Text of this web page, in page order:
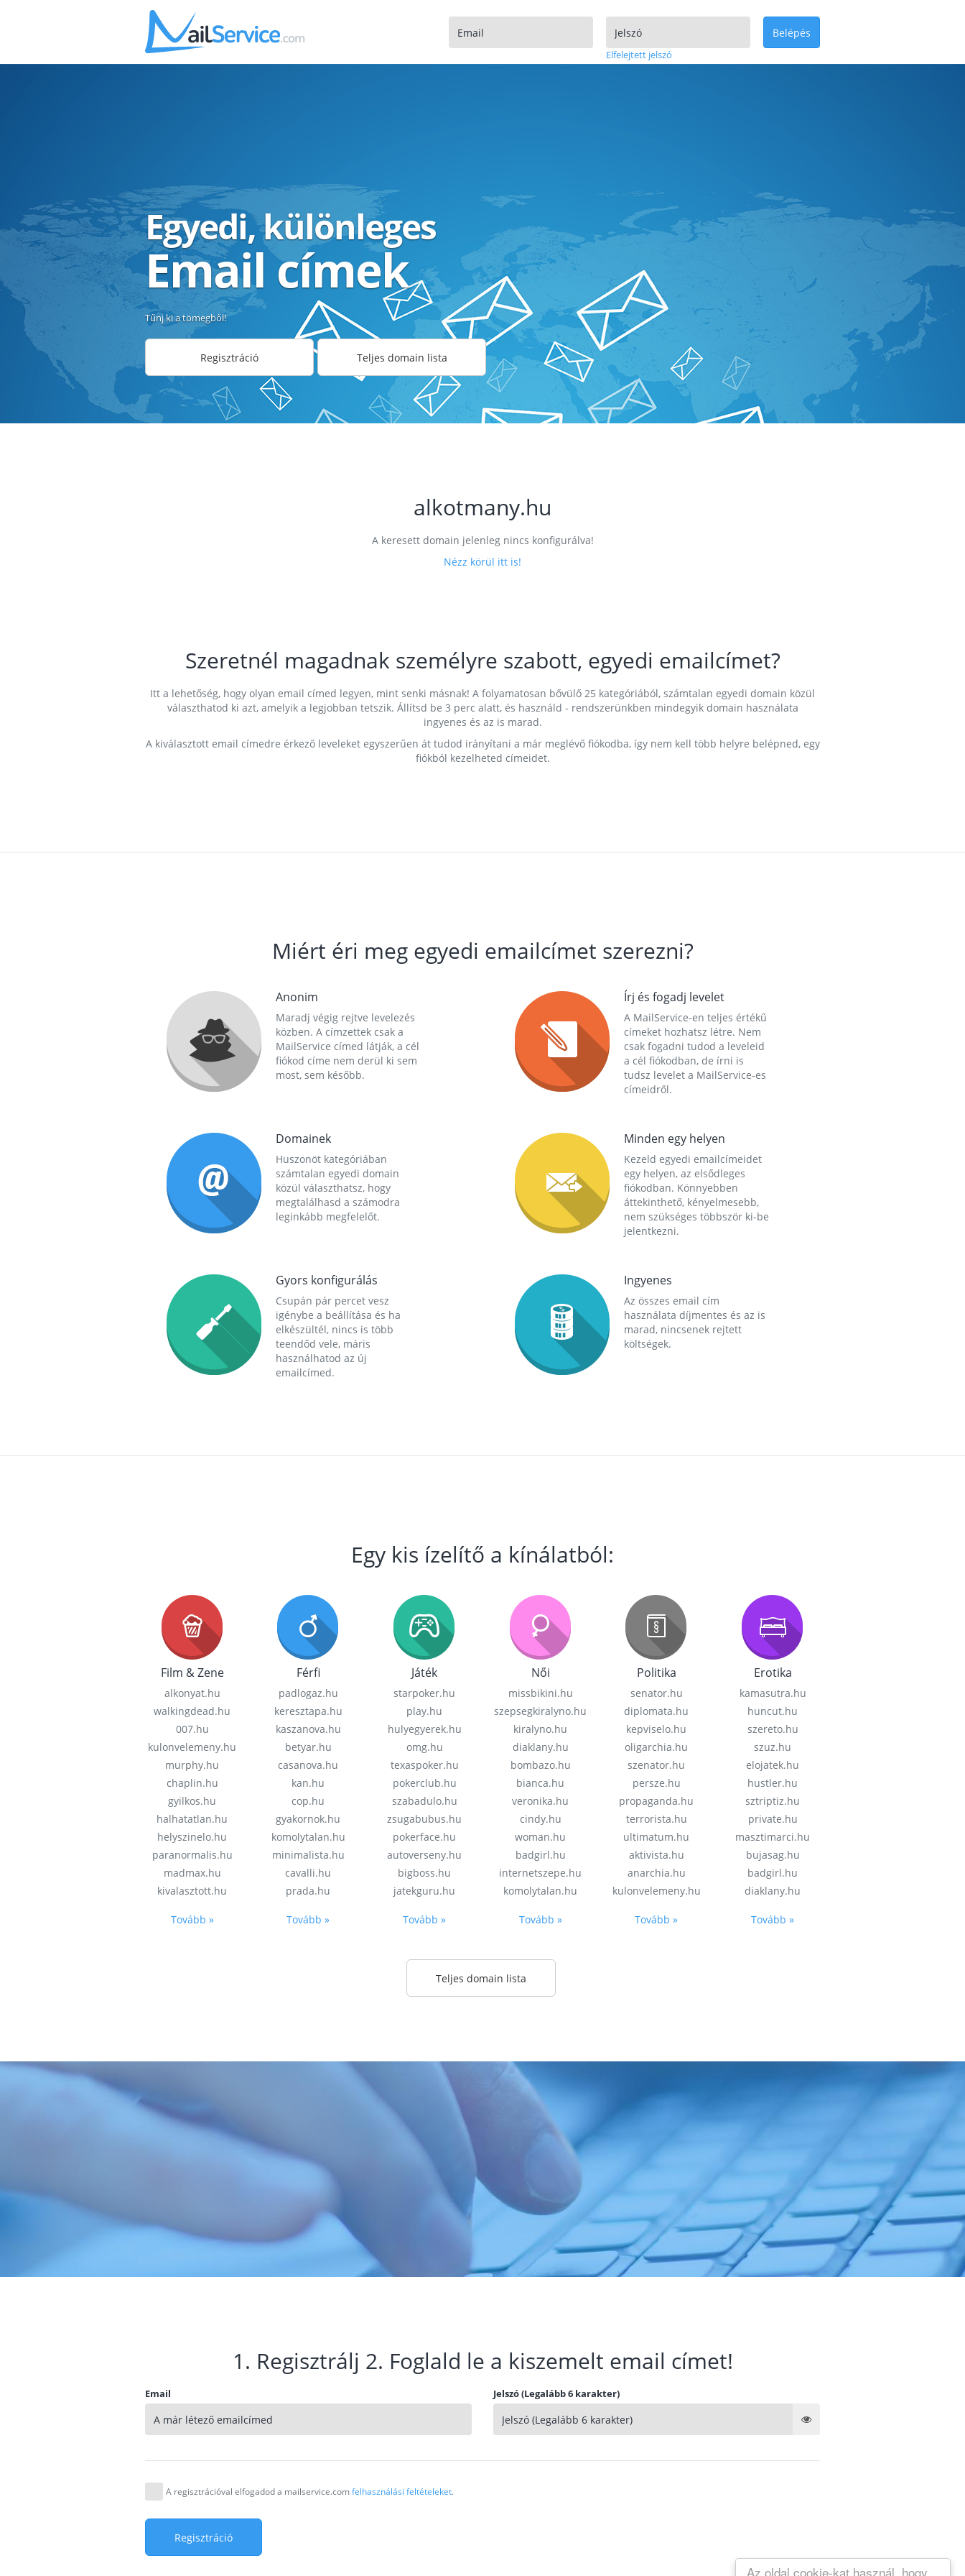
Az oldal cookie-kat használ, hogy
Elfelejtett jelszó
Belépés
Egyedi, különleges
Email címek
Tűnj ki a tömegből!
Regisztráció Teljes domain lista
alkotmany.hu
A keresett domain jelenleg nincs konfigurálva!
Nézz körül itt is!
Szeretnél magadnak személyre szabott, egyedi emailcímet?
Itt a lehetőség, hogy olyan email címed legyen, mint senki másnak! A folyamatosan bővülő 25 kategóriából, számtalan egyedi domain közül
választhatod ki azt, amelyik a legjobban tetszik. Állítsd be 3 perc alatt, és használd - rendszerünkben mindegyik domain használata
ingyenes és az is marad.
A kiválasztott email címedre érkező leveleket egyszerűen át tudod irányítani a már meglévő fiókodba, így nem kell több helyre belépned, egy
fiókból kezelheted címeidet.
Miért éri meg egyedi emailcímet szerezni?
Anonim
Maradj végig rejtve levelezés
közben. A címzettek csak a
MailService címed látják, a cél
fiókod címe nem derül ki sem
most, sem később.
Írj és fogadj levelet
A MailService-en teljes értékű
címeket hozhatsz létre. Nem
csak fogadni tudod a leveleid
a cél fiókodban, de írni is
tudsz levelet a MailService-es
címeidről.
Domainek
Huszonöt kategóriában
számtalan egyedi domain
közül választhatsz, hogy
megtalálhasd a számodra
leginkább megfelelőt.
Minden egy helyen
Kezeld egyedi emailcímeidet
egy helyen, az elsődleges
fiókodban. Könnyebben
áttekinthető, kényelmesebb,
nem szükséges többször ki-be
jelentkezni.
Gyors konfigurálás
Csupán pár percet vesz
igénybe a beállítása és ha
elkészültél, nincs is több
teendőd vele, máris
használhatod az új
emailcímed.
Ingyenes
Az összes email cím
használata díjmentes és az is
marad, nincsenek rejtett
költségek.
Egy kis ízelítő a kínálatból:
Film & Zene
alkonyat.hu
walkingdead.hu
007.hu
kulonvelemeny.hu
murphy.hu
chaplin.hu
gyilkos.hu
halhatatlan.hu
helyszinelo.hu
paranormalis.hu
madmax.hu
kivalasztott.hu
Tovább »
Férfi
padlogaz.hu
keresztapa.hu
kaszanova.hu
betyar.hu
casanova.hu
kan.hu
cop.hu
gyakornok.hu
komolytalan.hu
minimalista.hu
cavalli.hu
prada.hu
Tovább »
Játék
starpoker.hu
play.hu
hulyegyerek.hu
omg.hu
texaspoker.hu
pokerclub.hu
szabadulo.hu
zsugabubus.hu
pokerface.hu
autoverseny.hu
bigboss.hu
jatekguru.hu
Tovább »
Női
missbikini.hu
szepsegkiralyno.hu
kiralyno.hu
diaklany.hu
bombazo.hu
bianca.hu
veronika.hu
cindy.hu
woman.hu
badgirl.hu
internetszepe.hu
komolytalan.hu
Tovább »
Politika
senator.hu
diplomata.hu
kepviselo.hu
oligarchia.hu
szenator.hu
persze.hu
propaganda.hu
terrorista.hu
ultimatum.hu
aktivista.hu
anarchia.hu
kulonvelemeny.hu
Tovább »
Erotika
kamasutra.hu
huncut.hu
szereto.hu
szuz.hu
elojatek.hu
hustler.hu
sztriptiz.hu
private.hu
masztimarci.hu
bujasag.hu
badgirl.hu
diaklany.hu
Tovább »
Teljes domain lista
1. Regisztrálj 2. Foglald le a kiszemelt email címet!
Email Jelszó (Legalább 6 karakter)
A regisztrációval elfogadod a mailservice.comfelhasználási feltételeket.
Regisztráció